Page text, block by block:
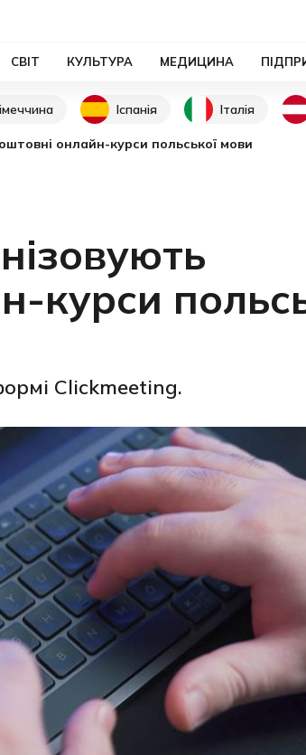
СВІТ КУЛЬТУРА МЕДИЦИНА
Іспанія Італія
онлайн-курси польської мови
курси
Clickmeeting.